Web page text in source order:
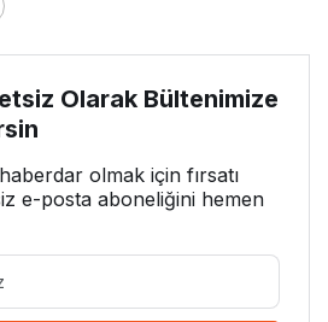
Olarak Bültenimize
olmak için fırsatı
e-posta aboneliğini hemen